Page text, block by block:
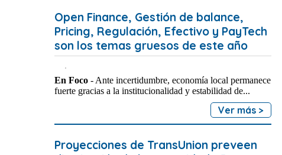
Open Finance, Gestión de balance,
Pricing, Regulación, Efectivo y PayTech
son los temas gruesos de este año
En Foco - Ante incertidumbre, economía local permanece
fuerte gracias a la institucionalidad y estabilidad de...
Ver más >
Proyecciones de TransUnion preveen